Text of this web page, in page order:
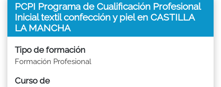
PCPI Programa de Cualificación Profesional
Inicial textil confección y piel en CASTILLA
LA MANCHA
Tipo de formación
Formación Profesional
Curso de